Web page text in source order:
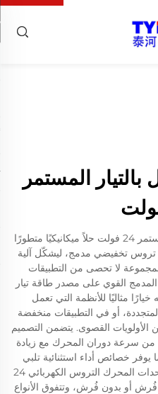
المستمر
يمثل المحرك التروس الكهربائي المستمر 24 فولت حلاً ميكانيكيًا متطورًا
تخفيضي مدمج، ليشكّل آلية
لا تحصى من التطبيقات
المدمج القوي على مصدر طاقة تيار
يجعله خيارًا مثاليًا للأنظمة التي تعمل
أو في التطبيقات منخفضة
الأولويات القصوى. يتضمن التصميم
سرعة دوران المحرك مع زيادة
خصائص أداء استثنائية تلبي
المتطلبات التشغيلية الصعبة. تتميز وحدات المحرك التروس الكهربائي 24
أو بدون فُرش، وتتفوق الأنواع